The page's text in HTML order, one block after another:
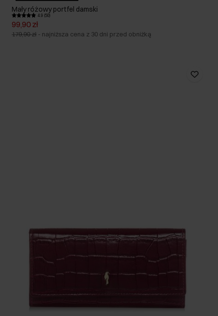
Mały różowy portfel damski
4.9 (50)
99,90 zł
179,90 zł - najniższa cena z 30 dni przed obniżką